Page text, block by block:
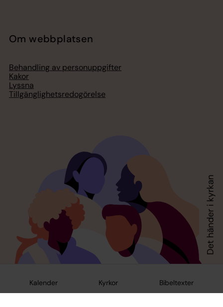
Kalender Kyrkor Bibeltexter
Om webbplatsen
Behandling av personuppgifter
Kakor
Lyssna
Tillgänglighetsredogörelse